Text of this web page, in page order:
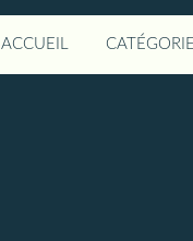
ACCUEIL